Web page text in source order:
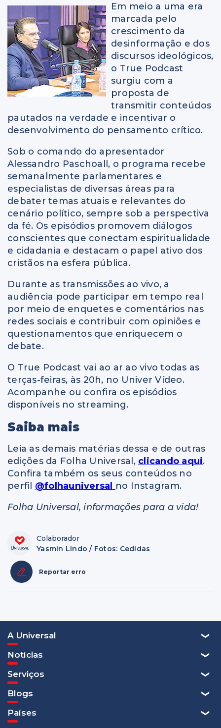
Em meio a uma era
marcada pelo
crescimento da
desinformação e dos
discursos ideológicos,
o True Podcast
surgiu com a
proposta de
transmitir conteúdos
pautados na verdade e incentivar o
desenvolvimento do pensamento crítico.
Sob o comando do apresentador
Alessandro Paschoall, o programa recebe
semanalmente parlamentares e
especialistas de diversas áreas para
debater temas atuais e relevantes do
cenário político, sempre sob a perspectiva
da fé. Os episódios promovem diálogos
conscientes que conectam espiritualidade
e cidadania e destacam o papel ativo dos
cristãos na esfera pública.
Durante as transmissões ao vivo, a
audiência pode participar em tempo real
por meio de enquetes e comentários nas
redes sociais e contribuir com opiniões e
questionamentos que enriquecem o
debate.
O True Podcast vai ao ar ao vivo todas as
terças-feiras, às 20h, no Univer Vídeo.
Acompanhe ou confira os episódios
disponíveis no streaming.
Saiba mais
Leia as demais matérias dessa e de outras
edições da Folha Universal, clicando aqui.
Confira também os seus conteúdos no
perfil @folhauniversal no Instagram.
Folha Universal, informações para a vida!
Colaborador
Yasmin Lindo / Fotos: Cedidas
Reportar erro
A Universal
Notícias
Serviços
Blogs
Países